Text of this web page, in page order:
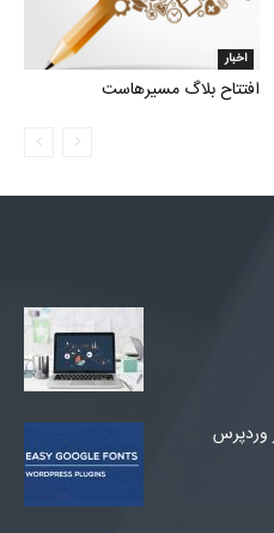
اخبار
افتتاح بلاگ مسیرهاست